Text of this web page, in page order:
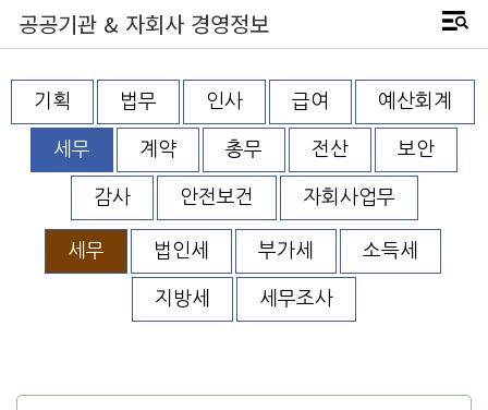
공공기관 & 자회사 경영정보
기획 법무 인사 급여 예산회계
세무 계약 총무 전산 보안
감사 안전보건 자회사업무
세무 법인세 부가세 소득세
지방세 세무조사